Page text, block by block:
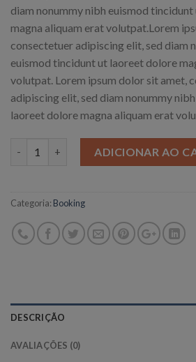
diam nonummy nibh euismod
magna aliquam erat volutpat.Lorem
consectetuer adipiscing elit, sed diam
euismod tincidunt ut laoreet dolore
volutpat. Lorem ipsum dolor sit amet,
adipiscing elit, sed diam nonummy
laoreet dolore magna aliquam erat
ADICIONAR AO
Categoria: Booking
DESCRIÇÃO
AVALIAÇÕES (0)